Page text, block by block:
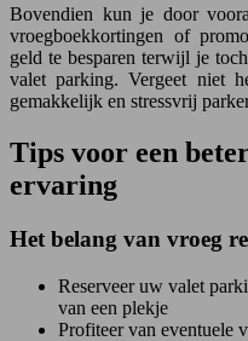
Bovendien kun je door
vroegboekkortingen of
geld te besparen terwijl je
valet parking. Vergeet niet
gemakkelijk en stressvrij
Tips voor een
ervaring
Het belang van vroeg
Reserveer uw valet
van een plekje
Profiteer van eventuele